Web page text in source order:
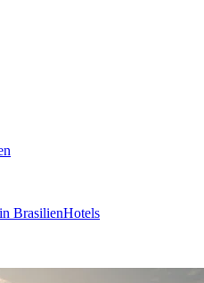
BrasilienHotels